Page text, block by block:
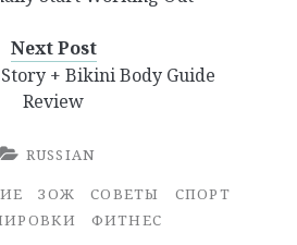
Next Post
+ Bikini Body Guide
Review
RUSSIAN
ЗОЖ СОВЕТЫ
СПОРТ
ФИТНЕС